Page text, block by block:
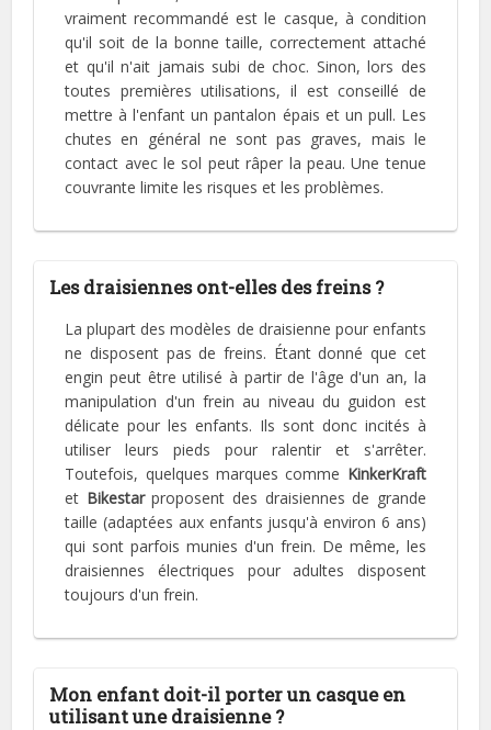
vraiment recommandé est le casque, à condition
qu'il soit de la bonne taille, correctement attaché
et qu'il n'ait jamais subi de choc. Sinon, lors des
toutes premières utilisations, il est conseillé de
mettre à l'enfant un pantalon épais et un pull. Les
chutes en général ne sont pas graves, mais le
contact avec le sol peut râper la peau. Une tenue
couvrante limite les risques et les problèmes.
Les draisiennes ont-elles des freins ?
La plupart des modèles de draisienne pour enfants
ne disposent pas de freins. Étant donné que cet
engin peut être utilisé à partir de l'âge d'un an, la
manipulation d'un frein au niveau du guidon est
délicate pour les enfants. Ils sont donc incités à
utiliser leurs pieds pour ralentir et s'arrêter.
Toutefois, quelques marques comme KinkerKraft
et Bikestarproposent des draisiennes de grande
taille (adaptées aux enfants jusqu'à environ 6 ans)
qui sont parfois munies d'un frein. De même, les
draisiennes électriques pour adultes disposent
toujours d'un frein.
Mon enfant doit-il porter un casque en
utilisant une draisienne ?